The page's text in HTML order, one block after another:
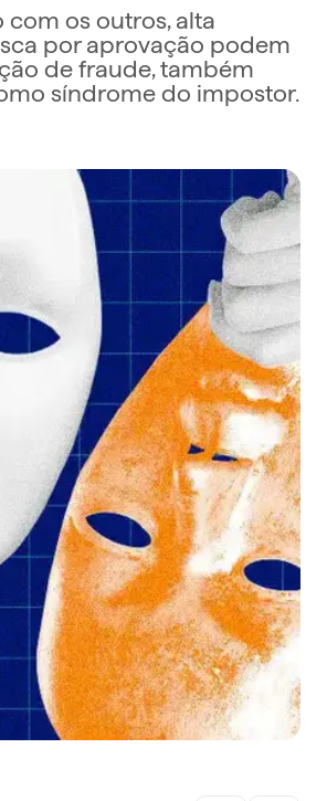
os outros, alta
por aprovação podem
de fraude, também
síndrome do impostor.